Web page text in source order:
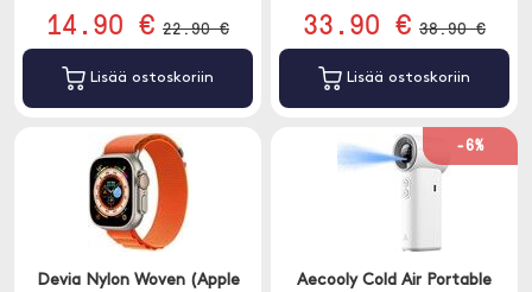
14.90 € 22.90 €
Lisää ostoskoriin
33.90 € 38.90 €
Lisää ostoskoriin
Devia Nylon Woven (Apple
-6%
Aecooly Cold Air Portable